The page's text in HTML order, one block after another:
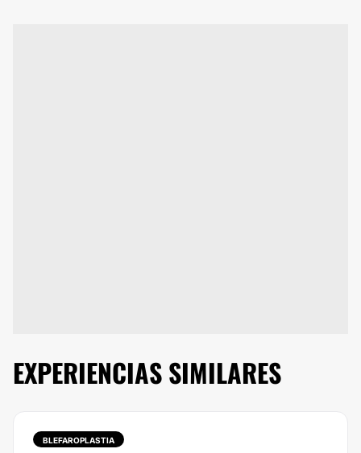
EXPERIENCIAS SIMILARES
BLEFAROPLASTIA